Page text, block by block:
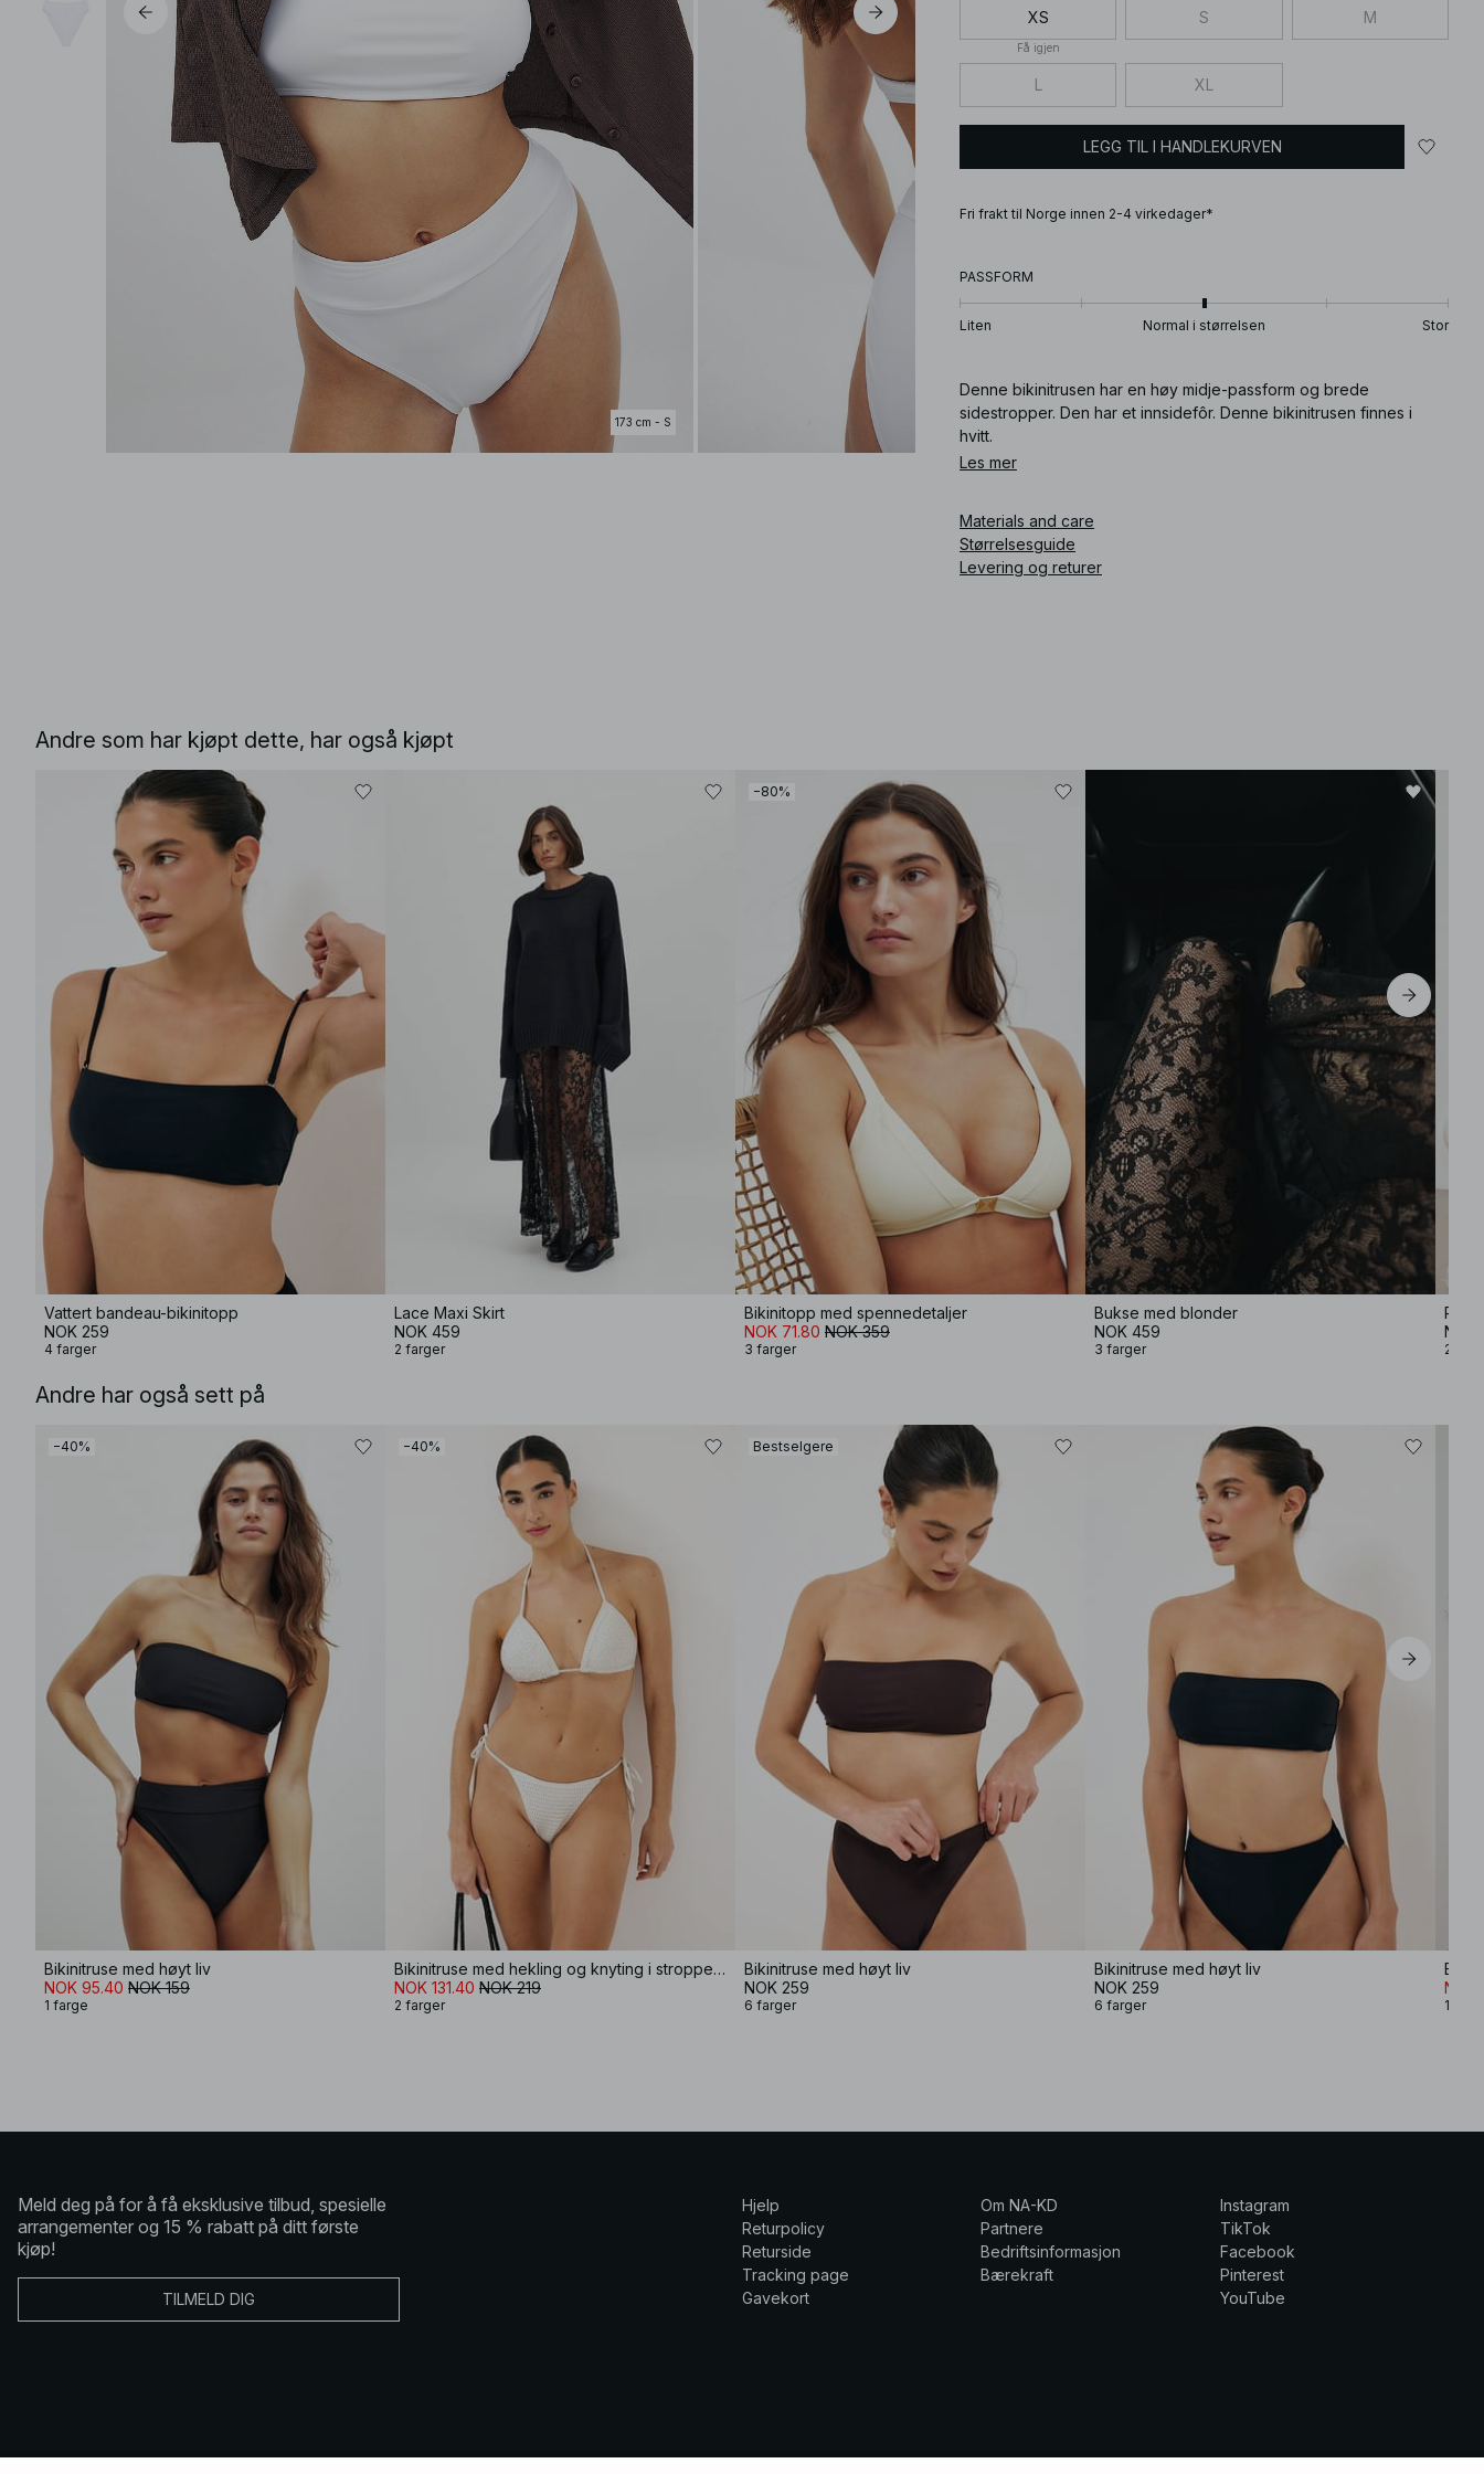
173 cm - S
XS
Få igjen
S M
L XL
LEGG TIL I HANDLEKURVEN
Fri frakt til Norge innen 2-4 virkedager*
PASSFORM
Liten Normal i størrelsen Stor
Denne bikinitrusen har en høy midje-passform og brede
sidestropper. Den har et innsidefôr. Denne bikinitrusen finnes i
hvitt.
Les mer
Materials and care
Størrelsesguide
Levering og returer
Andre som har kjøpt dette, har også kjøpt
Vattert bandeau-bikinitopp
NOK 259
4 farger
Lace Maxi Skirt
NOK 459
2 farger
−80%
Bikinitopp med spennedetaljer
NOK 71.80 NOK 359
3 farger
Bukse med blonder
NOK 459
3 farger
NOK
2
Andre har også sett på
−40%
Bikinitruse med høyt liv
NOK 95.40 NOK 159
1 farge
−40%
Bikinitruse med hekling og knyting i stroppene
NOK 131.40 NOK 219
2 farger
Bestselgere
Bikinitruse med høyt liv
NOK 259
6 farger
Bikinitruse med høyt liv
NOK 259
6 farger
NOK
1
Meld deg på for å få eksklusive tilbud, spesielle
arrangementer og 15 % rabatt på ditt første
kjøp!
TILMELD DIG
Hjelp
Returpolicy
Returside
Tracking page
Gavekort
Om NA-KD
Partnere
Bedriftsinformasjon
Bærekraft
Instagram
TikTok
Facebook
Pinterest
YouTube